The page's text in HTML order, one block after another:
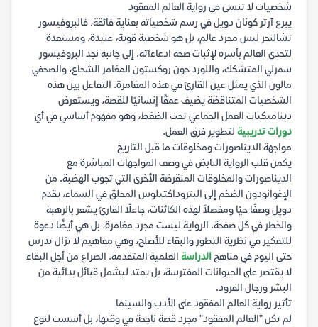
شخصيات لا تنسى في رواية العالم المفقود
يبرع آرثر كونان دويل في رسم شخصياته بعناية فائقة، فالبروفيسور
تشالنجر ليس مجرد عالم، بل هو شخصية قوية، عنيدة، ومستعدة
لتحدي العالم بأسره لإثبات صحة ادعاءاته. إلى جانبه نجد البروفيسور
سمرلي المتشكك، واللورد جون روكستون المغامر الشجاع، والصحفي
مالون الذي يمثل عين القارئ في هذه المغامرة. التفاعل بين هذه
الشخصيات المتناقضة يضيف عمقًا إنسانيًا للقصة، ويستعرض
ديناميكيات العمل الجماعي تحت الضغط، وهو مفهوم أساسي في أي
دورات تدريبية لتطوير فرق العمل.
مواجهة الديناصورات ومخلوقات ما قبل التاريخ
يكمن قلب الرواية النابض في وصف المواجهات المباشرة مع
الديناصورات والمخلوقات المنقرضة الأخرى التي تجوب الهضبة. من
الإغوانودون الضخم إلى البتروداكتيلوس المحلق في السماء، يقدم
دويل وصفًا حيًا ومفصلاً لهذه الكائنات، جاعلًا القارئ يشعر بالرهبة
والخطر في كل صفحة. الرواية ليست مجرد مغامرة، بل هي أيضًا دعوة
للتفكير في نظرية التطور والبقاء للأصلح، وهي مفاهيم لا تزال تدرس
حتى اليوم في مناهجالدراسة العلمية المتقدمة. الصراع من أجل البقاء
لا يقتصر على الحيوانات المفترسة، بل يمتد ليشمل قبائل بدائية من
البشر ورجال القرود.
تأثير رواية العالم المفقود على الأدب والسينما
لم تكن "العالم المفقود" مجرد قصة ناجحة في وقتها، بل أسست لنوع